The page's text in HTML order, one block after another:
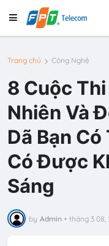
Trang chủ Công Nghệ
8 Cuộc
Nhiên Và
Dã Bạn
Có Được
Sáng
by Admin • tháng 3 08,